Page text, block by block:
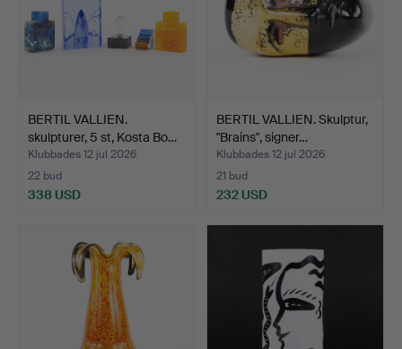
BERTIL VALLIEN.
skulpturer, 5 st, Kosta Bo…
Klubbades 12 jul 2026
22 bud
338 USD
BERTIL VALLIEN. Skulptur,
"Brains", signer…
Klubbades 12 jul 2026
21 bud
232 USD